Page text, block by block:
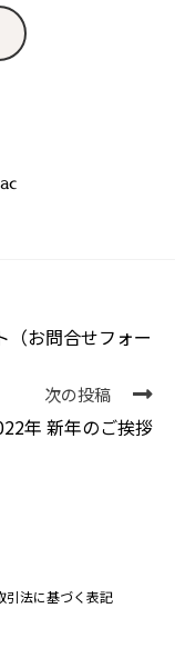
（お問合せフォー
次の投稿
年 新年のご挨拶
引法に基づく表記